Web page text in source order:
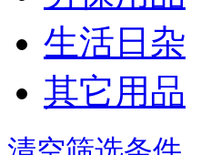
生活日杂
其它用品